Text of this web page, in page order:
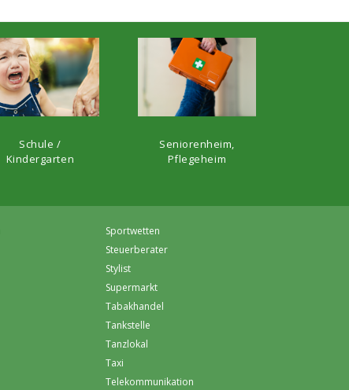
Schule /
Kindergarten
Seniorenheim,
Pflegeheim
Sportwetten
Steuerberater
Stylist
Supermarkt
Tabakhandel
Tankstelle
Tanzlokal
Taxi
Telekommunikation